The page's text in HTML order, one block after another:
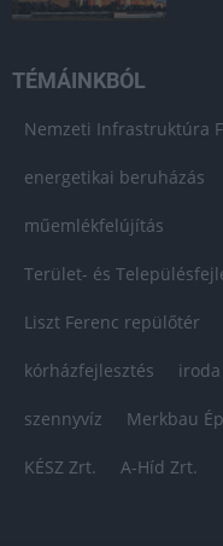
TÉMÁINKBÓL
Nemzeti Infrastruktúra
energetikai beruházás
műemlékfelújítás
Terület- és
Liszt Ferenc repülőtér
kórházfejlesztés iroda
szennyvíz Merkbau
KÉSZ Zrt. A-Híd Zrt.